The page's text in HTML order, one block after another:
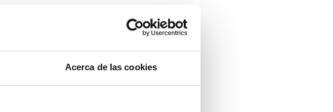
Acerca de las cookies